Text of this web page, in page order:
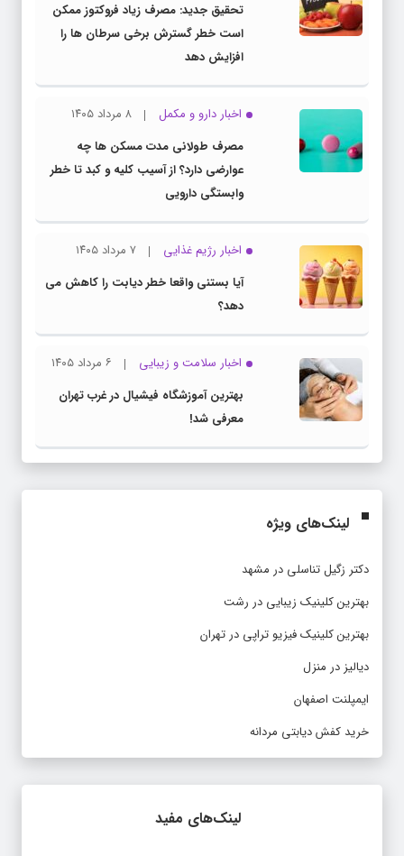
تحقیق جدید: مصرف زیاد فروکتوز ممکن
است خطر گسترش برخی سرطان ها را
افزایش دهد
اخبار دارو و مکمل
۸ مرداد ۱۴۰۵
مصرف طولانی مدت مسکن ها چه
عوارضی دارد؟ از آسیب کلیه و کبد تا خطر
وابستگی دارویی
اخبار رژیم غذایی
۷ مرداد ۱۴۰۵
آیا بستنی واقعا خطر دیابت را کاهش می
دهد؟
اخبار سلامت و زیبایی
۶ مرداد ۱۴۰۵
بهترین آموزشگاه فیشیال در غرب تهران
معرفی شد!
لینک‌های ویژه
دکتر زگیل تناسلی در مشهد
بهترین کلینیک زیبایی در رشت
بهترین کلینیک فیزیو تراپی در تهران
دیالیز در منزل
ایمپلنت اصفهان
خرید کفش دیابتی مردانه
لینک‌های مفید